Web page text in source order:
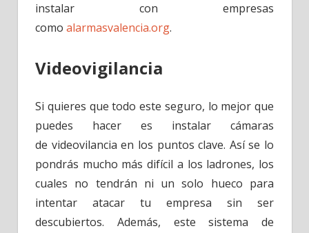
instalar con empresas
como alarmasvalencia.org.
Videovigilancia
Si quieres que todo este seguro, lo mejor que
puedes hacer es instalar cámaras
de videovilancia en los puntos clave. Así se lo
pondrás mucho más difícil a los ladrones, los
cuales no tendrán ni un solo hueco para
intentar atacar tu empresa sin ser
descubiertos. Además, este sistema de